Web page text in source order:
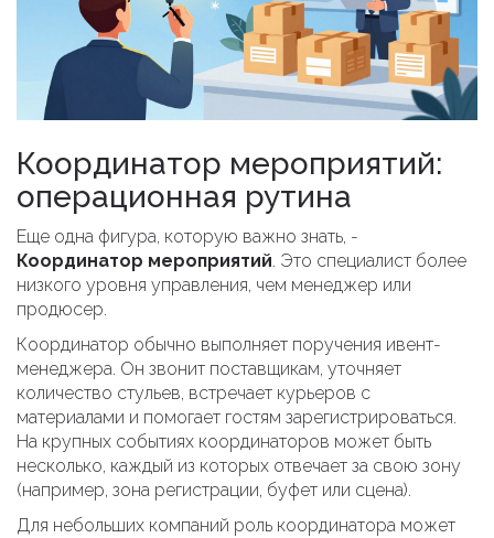
Координатор мероприятий:
операционная рутина
Еще одна фигура, которую важно знать, -
Координатор мероприятий. Это специалист более
низкого уровня управления, чем менеджер или
продюсер.
Координатор обычно выполняет поручения ивент-
менеджера. Он звонит поставщикам, уточняет
количество стульев, встречает курьеров с
материалами и помогает гостям зарегистрироваться.
На крупных событиях координаторов может быть
несколько, каждый из которых отвечает за свою зону
(например, зона регистрации, буфет или сцена).
Для небольших компаний роль координатора может